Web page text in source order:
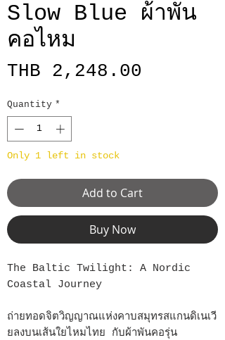
Slow Blue ผ้าพัน
คอไหม
THB 2,248.00
Quantity *
Only 1 left in stock
Add to Cart
Buy Now
The Baltic Twilight: A Nordic
Coastal Journey
ถ่ายทอดจิตวิญญาณแห่งคาบสมุทรสแกนดิเนเวี
ยลงบนเส้นใยไหมไทย กับผ้าพันคอรุ่น